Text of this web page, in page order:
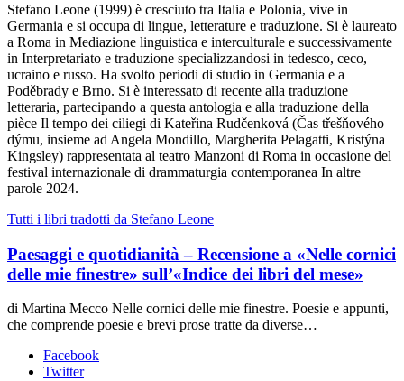
Stefano Leone (1999) è cresciuto tra Italia e Polonia, vive in
Germania e si occupa di lingue, letterature e traduzione. Si è laureato
a Roma in Mediazione linguistica e interculturale e successivamente
in Interpretariato e traduzione specializzandosi in tedesco, ceco,
ucraino e russo. Ha svolto periodi di studio in Germania e a
Poděbrady e Brno. Si è interessato di recente alla traduzione
letteraria, partecipando a questa antologia e alla traduzione della
pièce Il tempo dei ciliegi di Kateřina Rudčenková (Čas třešňového
dýmu, insieme ad Angela Mondillo, Margherita Pelagatti, Kristýna
Kingsley) rappresentata al teatro Manzoni di Roma in occasione del
festival internazionale di drammaturgia contemporanea In altre
parole 2024.
Tutti i libri tradotti da Stefano Leone
Paesaggi e quotidianità – Recensione a «Nelle cornici
delle mie finestre» sull’«Indice dei libri del mese»
di Martina Mecco Nelle cornici delle mie finestre. Poesie e appunti,
che comprende poesie e brevi prose tratte da diverse…
Facebook
Twitter